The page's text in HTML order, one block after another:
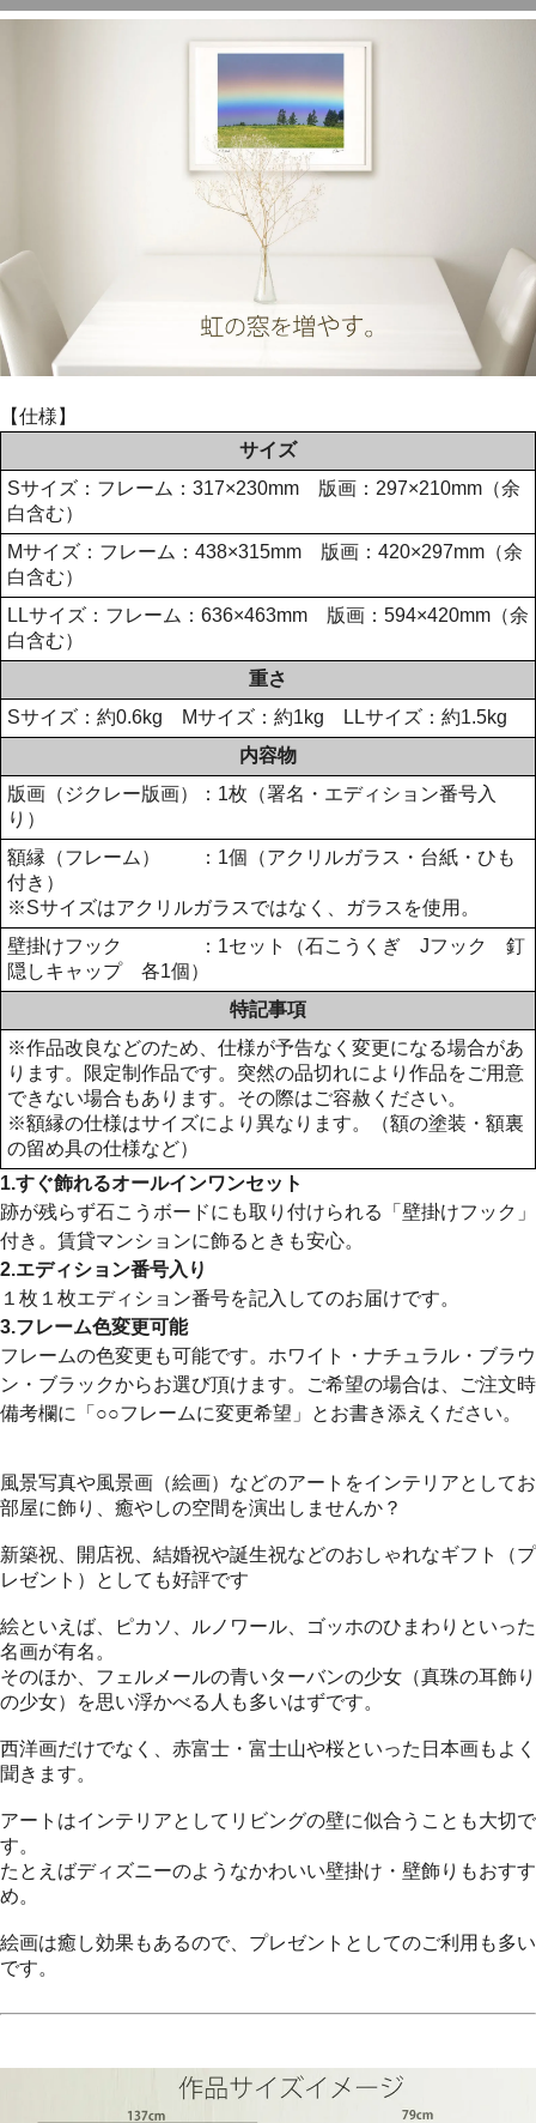
【仕様】
サイズ
Sサイズ：フレーム：317×230mm 版画：297×210mm（余
白含む）
Mサイズ：フレーム：438×315mm 版画：420×297mm（余
白含む）
LLサイズ：フレーム：636×463mm 版画：594×420mm（余
白含む）
重さ
Sサイズ：約0.6kg Mサイズ：約1kg LLサイズ：約1.5kg
内容物
版画（ジクレー版画）：1枚（署名・エディション番号入
り）
額縁（フレーム） ：1個（アクリルガラス・台紙・ひも
付き）
※Sサイズはアクリルガラスではなく、ガラスを使用。
壁掛けフック ：1セット（石こうくぎ Jフック 釘
隠しキャップ 各1個）
特記事項
※作品改良などのため、仕様が予告なく変更になる場合があ
ります。限定制作品です。突然の品切れにより作品をご用意
できない場合もあります。その際はご容赦ください。
※額縁の仕様はサイズにより異なります。（額の塗装・額裏
の留め具の仕様など）
1.すぐ飾れるオールインワンセット
跡が残らず石こうボードにも取り付けられる「壁掛けフック」
付き。賃貸マンションに飾るときも安心。
2.エディション番号入り
１枚１枚エディション番号を記入してのお届けです。
3.フレーム色変更可能
フレームの色変更も可能です。ホワイト・ナチュラル・ブラウ
ン・ブラックからお選び頂けます。ご希望の場合は、ご注文時
備考欄に「○○フレームに変更希望」とお書き添えください。
風景写真や風景画（絵画）などのアートをインテリアとしてお
部屋に飾り、癒やしの空間を演出しませんか？
新築祝、開店祝、結婚祝や誕生祝などのおしゃれなギフト（プ
レゼント）としても好評です
絵といえば、ピカソ、ルノワール、ゴッホのひまわりといった
名画が有名。
そのほか、フェルメールの青いターバンの少女（真珠の耳飾り
の少女）を思い浮かべる人も多いはずです。
西洋画だけでなく、赤富士・富士山や桜といった日本画もよく
聞きます。
アートはインテリアとしてリビングの壁に似合うことも大切で
す。
たとえばディズニーのようなかわいい壁掛け・壁飾りもおすす
め。
絵画は癒し効果もあるので、プレゼントとしてのご利用も多い
です。